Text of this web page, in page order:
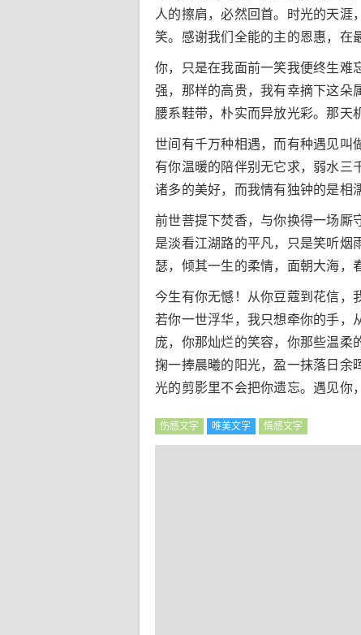
人的擦肩，必然回首。时光的天涯
笑。感谢我们全能的主的恩惠，在
你，只是在我面前一笑我便终生难
强，那样的高贵，我有幸摘下这朵
腰系鞋带，朴实而异放光彩。那天
世间有千万种相遇，而有种遇见叫
有你温暖的陪伴别无它求，弱水三
诸多的美好，而我情有独钟的是相
前世菩提下焚香，与你换得一场厮
是淡看江湖路的平凡，只是笑听烟
瑟，倾其一生的柔情，面朝大海，
今生有你无憾！从你豆蔻到花信，
若你一世浮华，我只想牵你的手，
庞，你那灿烂的笑容，你那些温柔
掬一捧晨曦的阳光，盈一抹落日余
光的剪影里不会把你遗忘。遇见你
伤感文字 唯美文字 情感文字